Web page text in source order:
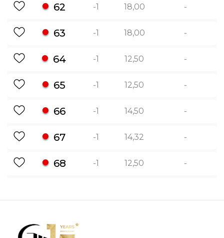
62 -1 18,00 -
63 -1 18,00 -
64 -1 12,50 -
65 -1 12,50 -
66 -1 14,50 -
67 -1 14,32 -
68 -1 12,50 -